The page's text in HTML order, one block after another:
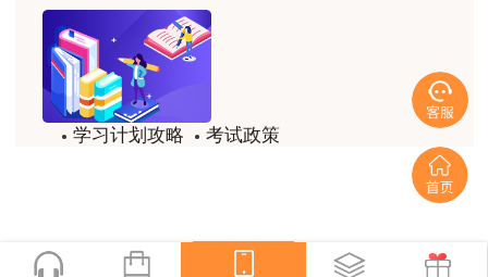
非常非常非常非常棒！！!！
用户xi****mo
土建计量这门课我听了门金瑞和孙琦两位老师的课
程，感觉各有千秋，正好取长补短助我通过了该门考
时间是我们通过的保证，没有什么比坚持更有价值，
听王英老师的土建案例课程就是通过一造考试的最强
学习计划攻略
考试政策